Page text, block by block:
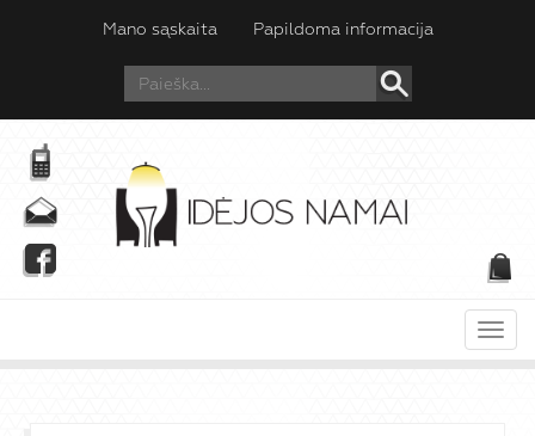
Mano sąskaita Papildoma informacija